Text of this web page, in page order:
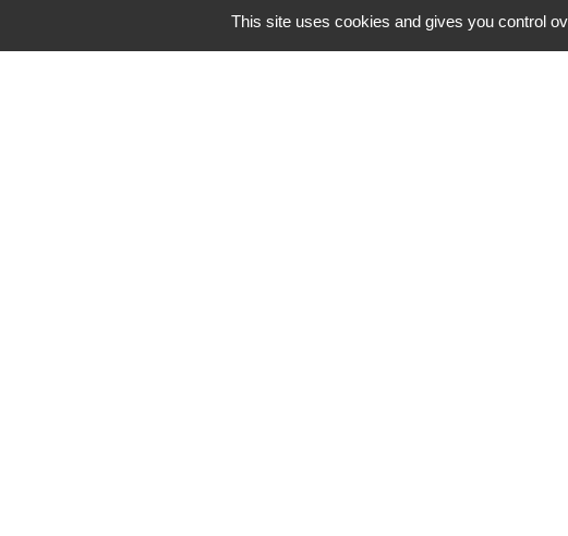
vous souhaitez ne plus recevoir de messages de la
prochain message que vous recevrez par voie
This site uses cookies and gives you control